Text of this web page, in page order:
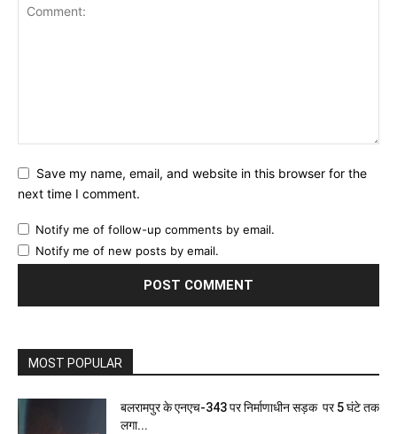
Save my name, email, and website in this browser for the
next time I comment.
Notify me of follow-up comments by email.
Notify me of new posts by email.
MOST POPULAR
बलरामपुर के एनएच-343 पर निर्माणाधीन सड़क पर 5 घंटे तक
लगा...